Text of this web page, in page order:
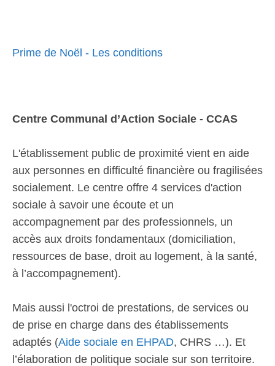
Prime de Noël - Les conditions
Centre Communal d’Action Sociale - CCAS
L'établissement public de proximité vient en aide
aux personnes en difficulté financière ou fragilisées
socialement. Le centre offre 4 services d'action
sociale à savoir une écoute et un
accompagnement par des professionnels, un
accès aux droits fondamentaux (domiciliation,
ressources de base, droit au logement, à la santé,
à l’accompagnement).
Mais aussi l'octroi de prestations, de services ou
de prise en charge dans des établissements
adaptés (Aide sociale en EHPAD, CHRS …). Et
l’élaboration de politique sociale sur son territoire.